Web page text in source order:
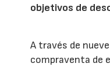
objetivos de
A través de
compraventa de